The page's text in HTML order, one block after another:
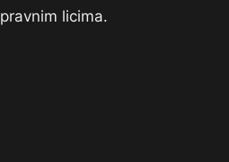
pravnim licima.